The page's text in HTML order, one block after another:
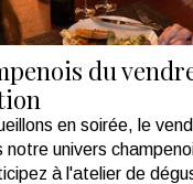
du
en soirée, le
notre univers
à l'atelier de